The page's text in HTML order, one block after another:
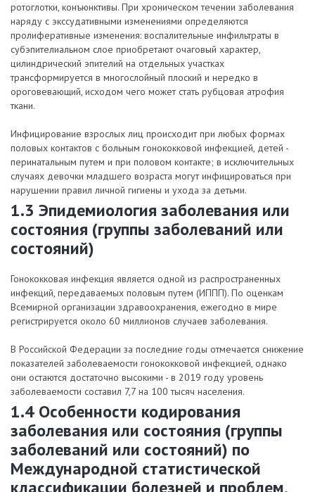
ротоглотки, конъюнктивы. При хроническом течении заболевания
наряду с экссудативными изменениями определяются
пролиферативные изменения: воспалительные инфильтраты в
субэпителиальном слое приобретают очаговый характер,
цилиндрический эпителий на отдельных участках
трансформируется в многослойный плоский и нередко в
ороговевающий, исходом чего может стать рубцовая атрофия
ткани.
Инфицирование взрослых лиц происходит при любых формах
половых контактов с больным гонококковой инфекцией, детей -
перинатальным путем и при половом контакте; в исключительных
случаях девочки младшего возраста могут инфицироваться при
нарушении правил личной гигиены и ухода за детьми.
1.3 Эпидемиология заболевания или
состояния (группы заболеваний или
состояний)
Гонококковая инфекция является одной из распространенных
инфекций, передаваемых половым путем (ИППП). По оценкам
Всемирной организации здравоохранения, ежегодно в мире
регистрируется около 60 миллионов случаев заболевания.
В Российской Федерации за последние годы отмечается снижение
показателей заболеваемости гонококковой инфекцией, однако
они остаются достаточно высокими - в 2019 году уровень
заболеваемости составил 7,7 на 100 тысяч населения.
1.4 Особенности кодирования
заболевания или состояния (группы
заболеваний или состояний) по
Международной статистической
классификации болезней и проблем,